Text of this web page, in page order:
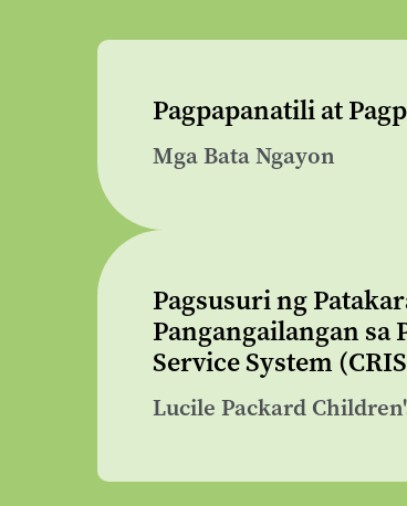
Pagpapanatili at
Mga Bata Ngayon
Pagsusuri ng
Pangangailangan sa
Service System
Lucile Packard